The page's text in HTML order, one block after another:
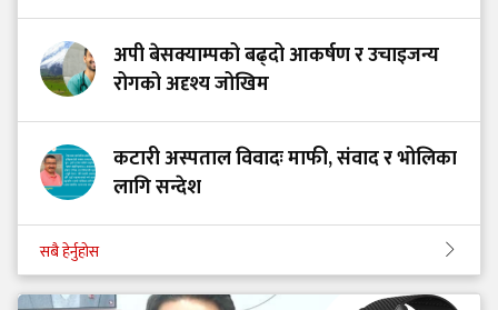
अपी बेसक्याम्पको बढ्दो आकर्षण र उचाइजन्य
रोगको अदृश्य जोखिम
कटारी अस्पताल विवादः माफी, संवाद र भोलिका
लागि सन्देश
सबै हेर्नुहोस